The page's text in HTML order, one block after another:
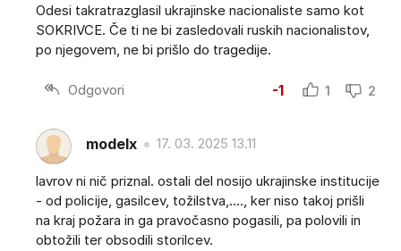
Odesi takratrazglasil ukrajinske nacionaliste samo kot
SOKRIVCE. Če ti ne bi zasledovali ruskih nacionalistov,
po njegovem, ne bi prišlo do tragedije.
Odgovori -1 1 2
modelx 17. 03. 2025 13.11
lavrov ni nič priznal. ostali del nosijo ukrajinske institucije
- od policije, gasilcev, tožilstva,...., ker niso takoj prišli
na kraj požara in ga pravočasno pogasili, pa polovili in
obtožili ter obsodili storilcev.